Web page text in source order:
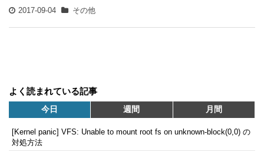
2017-09-04 その他
よく読まれている記事
今日 週間 月間
[Kernel panic] VFS: Unable to mount root fs on unknown-block(0,0) の
対処方法